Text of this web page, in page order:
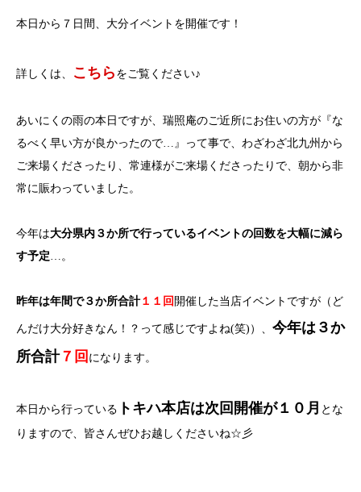
本日から７日間、大分イベントを開催です！
詳しくは、 こちら をご覧ください♪
あいにくの雨の本日ですが、瑞照庵のご近所にお住いの方が『な
るべく早い方が良かったので…』って事で、わざわざ北九州から
ご来場くださったり、常連様がご来場くださったりで、朝から非
常に賑わっていました。
今年は大分県内３か所で行っているイベントの回数を大幅に減ら
す予定…。
昨年は年間で３か所合計１１回 開催した当店イベントですが（ど
んだけ大分好きなん！？って感じですよね(笑)）、 今年は３か
所合計７回 になります。
本日から行っている トキハ本店は次回開催が１０月 とな
りますので、皆さんぜひお越しくださいね☆彡